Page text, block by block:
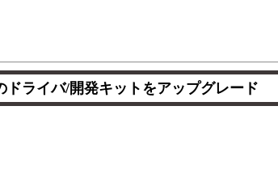
ライバ/開発キットをアップグレード